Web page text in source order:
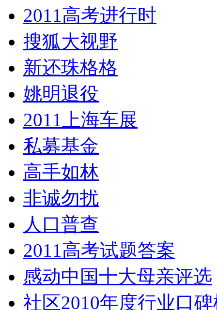
2011高考进行时
搜狐大视野
新还珠格格
姚明退役
2011上海车展
私募基金
高手如林
非诚勿扰
人口普查
2011高考试题答案
感动中国十大母亲评选
社区2010年度行业口